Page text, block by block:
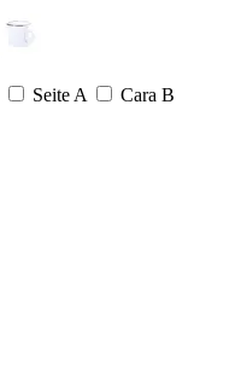
Seite A
Cara B